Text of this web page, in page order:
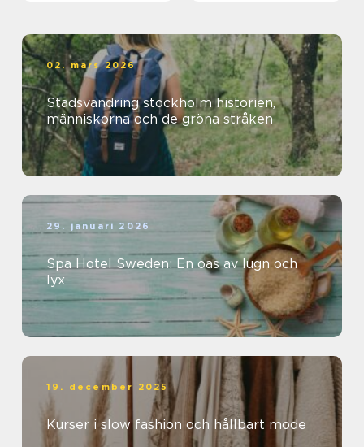
02. mars 2026
Stadsvandring stockholm historien,
människorna och de gröna stråken
29. januari 2026
Spa Hotel Sweden: En oas av lugn och
lyx
19. december 2025
Kurser i slow fashion och hållbart mode